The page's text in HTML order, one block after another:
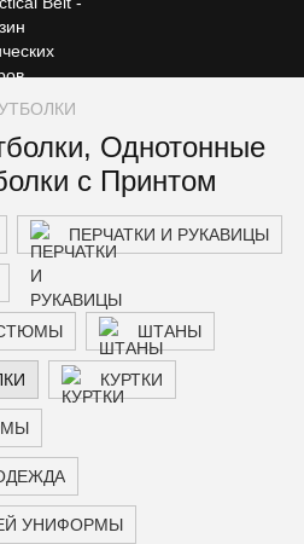
Однотонные
с Принтом
ПЕРЧАТКИ И РУКАВИЦЫ
ШТАНЫ
КУРТКИ
УНИФОРМЫ